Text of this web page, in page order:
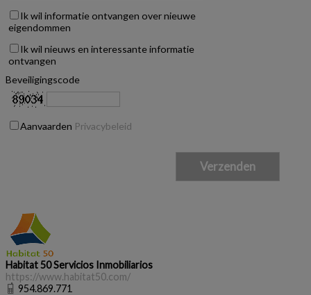
Ik wil informatie ontvangen over nieuwe
eigendommen
Ik wil nieuws en interessante informatie
ontvangen
Beveiligingscode
Aanvaarden Privacybeleid
Habitat 50 Servicios Inmobiliarios
https://www.habitat50.com/
954.869.771